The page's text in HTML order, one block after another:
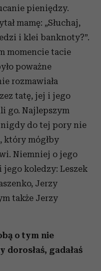
z innymi danymi
podczas
pieniędzy.
mamę: „Słuchaj,
i klei banknoty?”.
momencie tacie
poważne
rozmawiała
tatę, jej i jego
go. Najlepszym
nigdy do tej pory nie
który mógłby
Niemniej o jego
koledzy: Leszek
Jerzy
także Jerzy
o tym nie
dorosłaś, gadałaś